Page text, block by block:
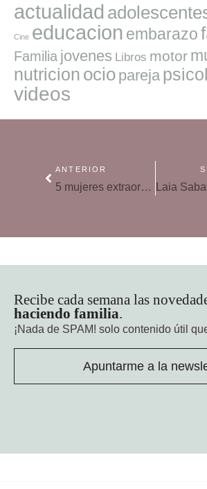
actualidad
Cine educacion embarazo
Familia jovenes Libros motor
nutricion ocio pareja
videos
ANTERIOR
5 mujeres extraordinarias que han inspirado al mundo
Recibe cada semana las
haciendo familia.
¡Nada de SPAM! solo contenido útil
Apuntarme a la